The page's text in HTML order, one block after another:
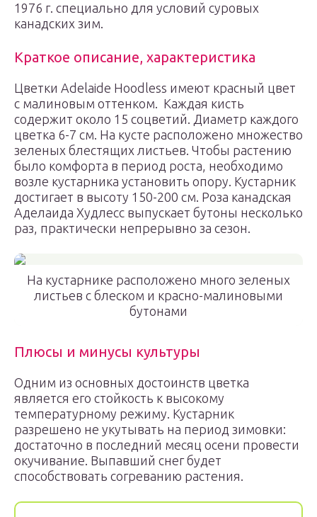
1976 г. специально для условий суровых
канадских зим.
Краткое описание, характеристика
Цветки Adelaide Hoodless имеют красный цвет
с малиновым оттенком. Каждая кисть
содержит около 15 соцветий. Диаметр каждого
цветка 6-7 см. На кусте расположено множество
зеленых блестящих листьев. Чтобы растению
было комфорта в период роста, необходимо
возле кустарника установить опору. Кустарник
достигает в высоту 150-200 см. Роза канадская
Аделаида Худлесс выпускает бутоны несколько
раз, практически непрерывно за сезон.
На кустарнике расположено много зеленых
листьев с блеском и красно-малиновыми
бутонами
Плюсы и минусы культуры
Одним из основных достоинств цветка
является его стойкость к высокому
температурному режиму. Кустарник
разрешено не укутывать на период зимовки:
достаточно в последний месяц осени провести
окучивание. Выпавший снег будет
способствовать согреванию растения.